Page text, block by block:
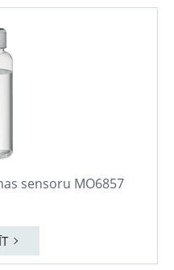
sensoru MO6857